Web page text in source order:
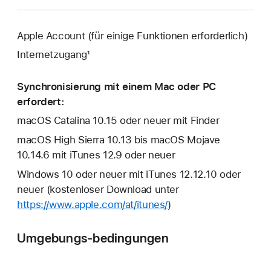
Apple Account (für einige Funktionen erforderlich)
Internetzugang¹
Synchronisierung mit einem Mac oder PC
erfordert:
macOS Catalina 10.15 oder neuer mit Finder
macOS High Sierra 10.13 bis macOS Mojave
10.14.6 mit iTunes 12.9 oder neuer
Windows 10 oder neuer mit iTunes 12.12.10 oder
neuer (kostenloser Download unter
https://www.apple.com/at/itunes/)
Umgebungs-bedingungen